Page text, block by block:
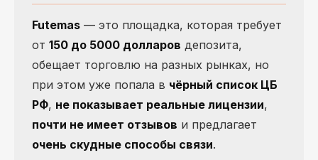
Futemas — это площадка, которая требует
от 150 до 5000 долларов депозита,
обещает торговлю на разных рынках, но
при этом уже попала в чёрный список ЦБ
РФ, не показывает реальные лицензии,
почти не имеет отзывов и предлагает
очень скудные способы связи.